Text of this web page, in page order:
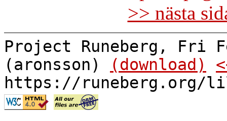
>> nästa
Project Runeberg, Fri
(aronsson)
(download)
https://runeberg.org/